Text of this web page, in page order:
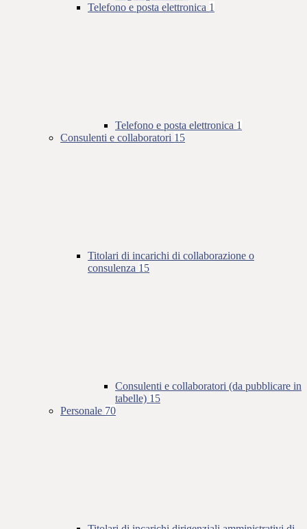
Telefono e posta elettronica 1
Telefono e posta elettronica 1
Consulenti e collaboratori 15
Titolari di incarichi di collaborazione o
consulenza 15
Consulenti e collaboratori (da pubblicare in
tabelle) 15
Personale 70